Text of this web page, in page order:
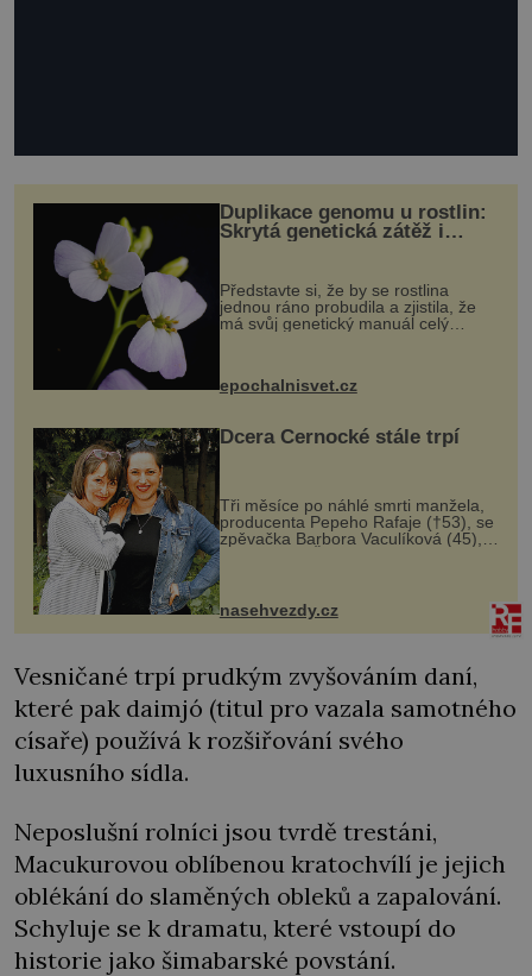
Duplikace genomu u rostlin:
Skrytá genetická zátěž i
Představte si, že by se rostlina
jednou ráno probudila a zjistila, že
má svůj genetický manuál celý
vstupenka...
epochalnisvet.cz
Dcera Černocké stále trpí
Tři měsíce po náhlé smrti manžela,
producenta Pepeho Rafaje (†53), se
zpěvačka Barbora Vaculíková (45),
dcera Petry Černocké (75), poprvé
ozvala veřejnosti. Na sociální síti
sdílela, že se snaží fung...
nasehvezdy.cz
Vesničané trpí prudkým zvyšováním daní,
které pak daimjó (titul pro vazala samotného
císaře) používá k rozšiřování svého
luxusního sídla.
Neposlušní rolníci jsou tvrdě trestáni,
Macukurovou oblíbenou kratochvílí je jejich
oblékání do slaměných obleků a zapalování.
Schyluje se k dramatu, které vstoupí do
historie jako šimabarské povstání.